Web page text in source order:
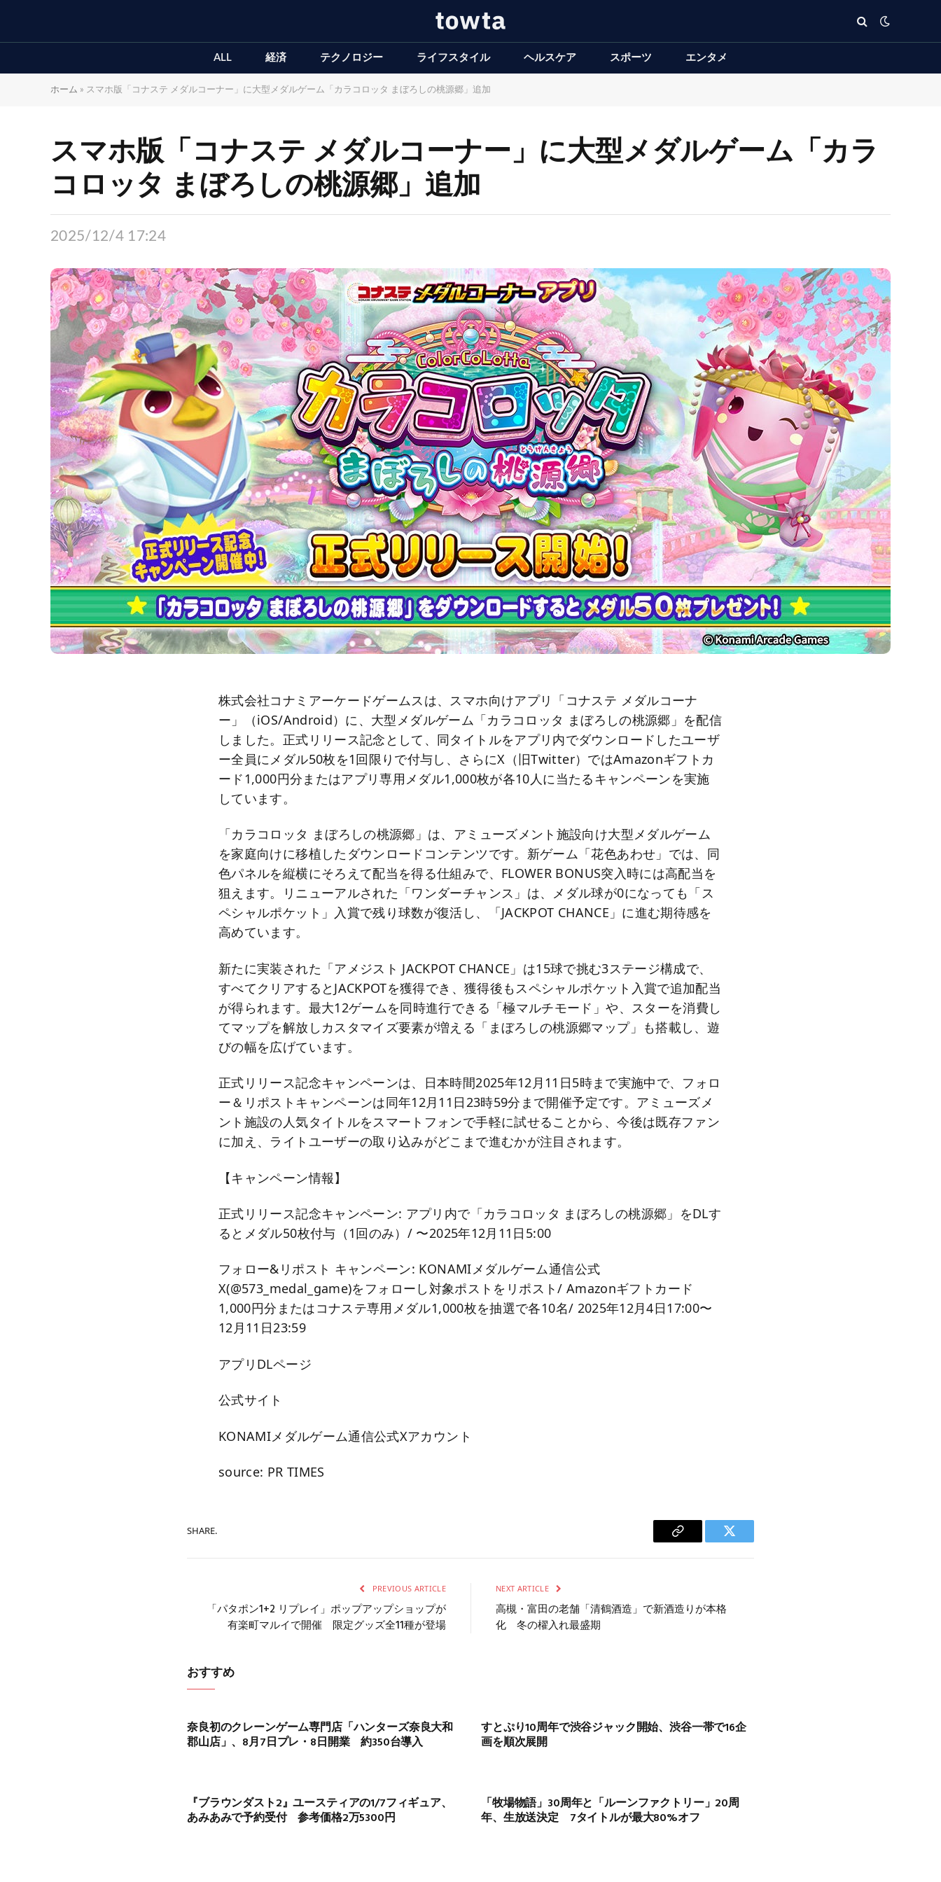
ALL 経済 テクノロジー ライフスタイル ヘルスケア スポーツ エンタメ
ホーム » スマホ版「コナステ メダルコーナー」に大型メダルゲーム「カラコロッタ まぼろしの桃源郷」追加
スマホ版「コナステ メダルコーナー」に大型メダルゲーム「カラ
コロッタ まぼろしの桃源郷」追加
2025/12/4 17:24
株式会社コナミアーケードゲームスは、スマホ向けアプリ「コナステ メダルコーナ
ー」（iOS/Android）に、大型メダルゲーム「カラコロッタ まぼろしの桃源郷」を配信
しました。正式リリース記念として、同タイトルをアプリ内でダウンロードしたユーザ
ー全員にメダル50枚を1回限りで付与し、さらにX（旧Twitter）ではAmazonギフトカ
ード1,000円分またはアプリ専用メダル1,000枚が各10人に当たるキャンペーンを実施
しています。
「カラコロッタ まぼろしの桃源郷」は、アミューズメント施設向け大型メダルゲーム
を家庭向けに移植したダウンロードコンテンツです。新ゲーム「花色あわせ」では、同
色パネルを縦横にそろえて配当を得る仕組みで、FLOWER BONUS突入時には高配当を
狙えます。リニューアルされた「ワンダーチャンス」は、メダル球が0になっても「ス
ペシャルポケット」入賞で残り球数が復活し、「JACKPOT CHANCE」に進む期待感を
高めています。
新たに実装された「アメジスト JACKPOT CHANCE」は15球で挑む3ステージ構成で、
すべてクリアするとJACKPOTを獲得でき、獲得後もスペシャルポケット入賞で追加配当
が得られます。最大12ゲームを同時進行できる「極マルチモード」や、スターを消費し
てマップを解放しカスタマイズ要素が増える「まぼろしの桃源郷マップ」も搭載し、遊
びの幅を広げています。
正式リリース記念キャンペーンは、日本時間2025年12月11日5時まで実施中で、フォロ
ー＆リポストキャンペーンは同年12月11日23時59分まで開催予定です。アミューズメ
ント施設の人気タイトルをスマートフォンで手軽に試せることから、今後は既存ファン
に加え、ライトユーザーの取り込みがどこまで進むかが注目されます。
【キャンペーン情報】
正式リリース記念キャンペーン: アプリ内で「カラコロッタ まぼろしの桃源郷」をDLす
るとメダル50枚付与（1回のみ）/ 〜2025年12月11日5:00
フォロー&リポスト キャンペーン: KONAMIメダルゲーム通信公式
X(@573_medal_game)をフォローし対象ポストをリポスト/ Amazonギフトカード
1,000円分またはコナステ専用メダル1,000枚を抽選で各10名/ 2025年12月4日17:00〜
12月11日23:59
アプリDLページ
公式サイト
KONAMIメダルゲーム通信公式Xアカウント
source: PR TIMES
SHARE.
Copy
Twitter
PREVIOUS ARTICLE
「パタポン1+2 リプレイ」ポップアップショップが
有楽町マルイで開催 限定グッズ全11種が登場
NEXT ARTICLE
高槻・富田の老舗「清鶴酒造」で新酒造りが本格
化 冬の櫂入れ最盛期
おすすめ
奈良初のクレーンゲーム専門店「ハンターズ奈良大和
郡山店」、8月7日プレ・8日開業 約350台導入
すとぷり10周年で渋谷ジャック開始、渋谷一帯で16企
画を順次展開
『ブラウンダスト2』ユースティアの1/7フィギュア、
あみあみで予約受付 参考価格2万5300円
「牧場物語」30周年と「ルーンファクトリー」20周
年、生放送決定 7タイトルが最大80%オフ